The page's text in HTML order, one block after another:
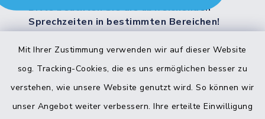
Mit Ihrer Zustimmung verwenden wir auf dieser Website
sog. Tracking-Cookies, die es uns ermöglichen besser zu
verstehen, wie unsere Website genutzt wird. So können wir
unser Angebot weiter verbessern. Ihre erteilte Einwilligung
Bitte beachten Sie die abweichenden
Sprechzeiten in bestimmten Bereichen!
Quicklinks
Bürgerbüro Hohenwestedt